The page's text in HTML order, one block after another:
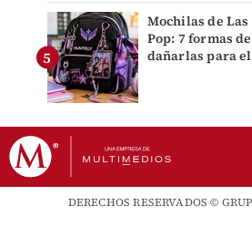
Mochilas de
Pop: 7 formas
dañarlas para
DERECHOS RESERVADOS ©